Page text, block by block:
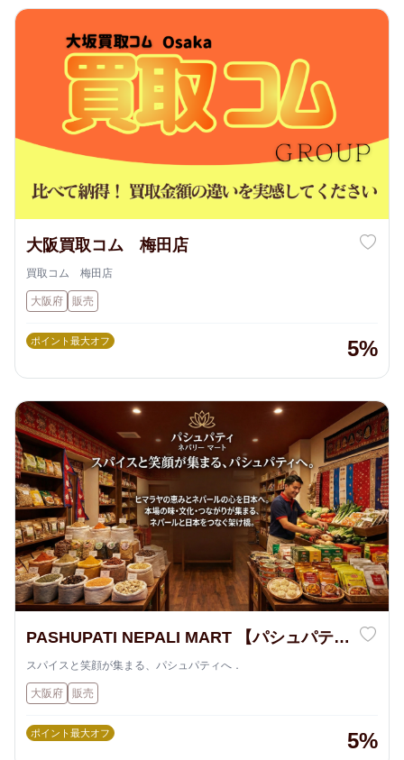
大阪買取コム 梅田店
買取コム 梅田店
大阪府 販売
ポイント最大オフ 5%
PASHUPATI NEPALI MART 【パシュパティ
ネパールマート】
スパイスと笑顔が集まる、パシュパティへ．
大阪府 販売
ポイント最大オフ 5%